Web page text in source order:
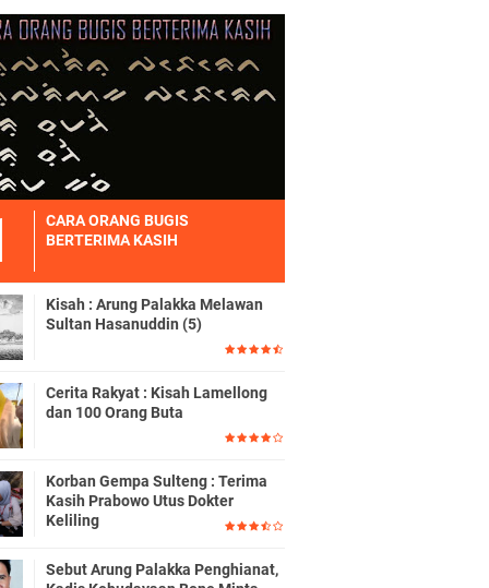
CARA ORANG BUGIS
BERTERIMA KASIH
Kisah : Arung Palakka Melawan
Sultan Hasanuddin (5)
Cerita Rakyat : Kisah Lamellong
dan 100 Orang Buta
Korban Gempa Sulteng : Terima
Kasih Prabowo Utus Dokter
Keliling
Sebut Arung Palakka Penghianat,